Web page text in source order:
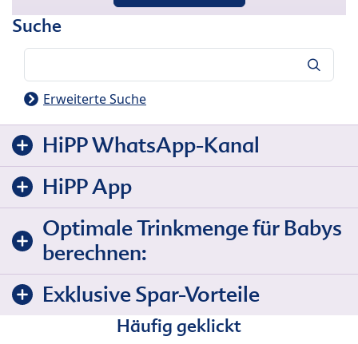
Suche
Erweiterte Suche
HiPP WhatsApp-Kanal
HiPP App
Optimale Trinkmenge für Babys
berechnen:
Exklusive Spar-Vorteile
Häufig geklickt